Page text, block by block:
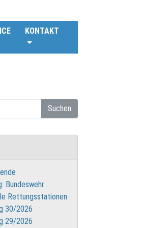
KONTAKT
Suchen
Bundeswehr
Rettungsstationen
30/2026
29/2026